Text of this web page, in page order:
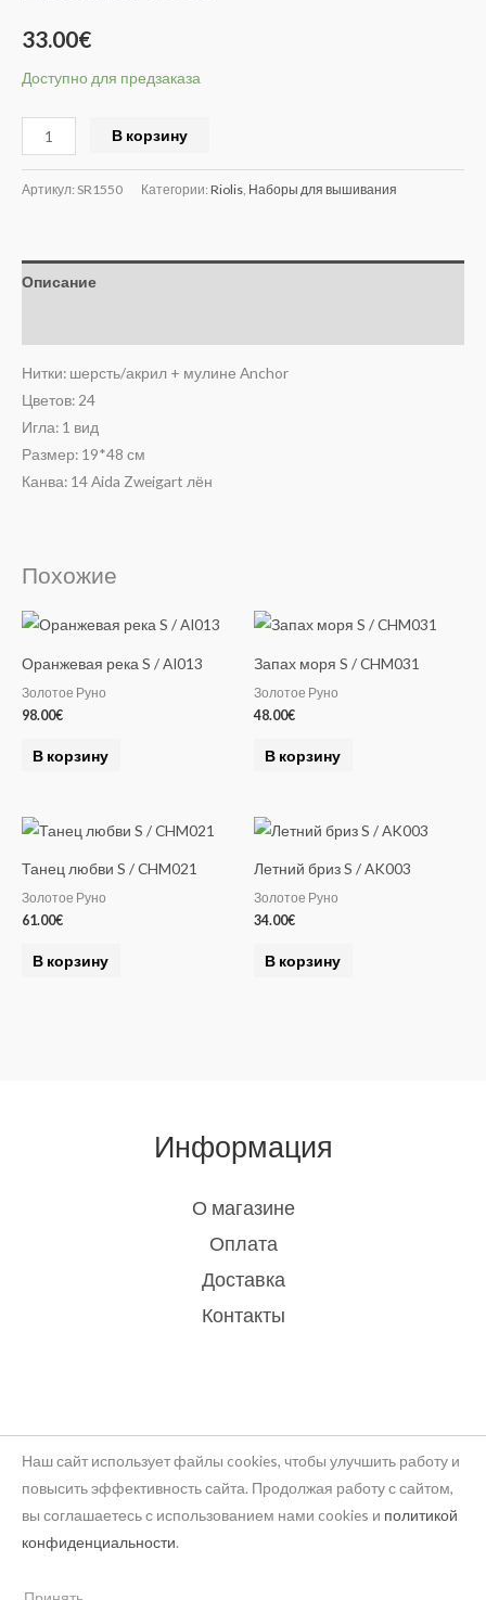
33.00€
Доступно для предзаказа
В корзину
Артикул: SR1550 Категории: Riolis Наборы для вышивания
Описание
Нитки: шерсть/акрил + мулине Anchor
Цветов: 24
Игла: 1 вид
Размер: 19*48 см
Канва: 14 Aida Zweigart лён
Похожие
Оранжевая река S / AI013
Золотое Руно
98.00€
В корзину
Запах моря S / CHM031
Золотое Руно
48.00€
В корзину
Танец любви S / CHM021
Золотое Руно
61.00€
В корзину
Летний бриз S / AK003
Золотое Руно
34.00€
В корзину
Информация
О магазине
Оплата
Доставка
Контакты
Наш сайт использует файлы cookies, чтобы улучшить работу и
повысить эффективность сайта. Продолжая работу с сайтом,
вы соглашаетесь с использованием нами cookies и политикой
конфиденциальности.